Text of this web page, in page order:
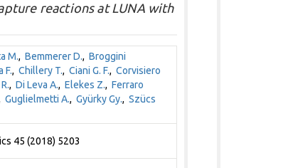
reactions at LUNA with
M., Bemmerer D., Broggini
F., Chillery T., Ciani G. F., Corvisiero
, Di Leva A., Elekes Z., Ferraro
Guglielmetti A., Gyürky Gy., Szücs
45 (2018) 5203